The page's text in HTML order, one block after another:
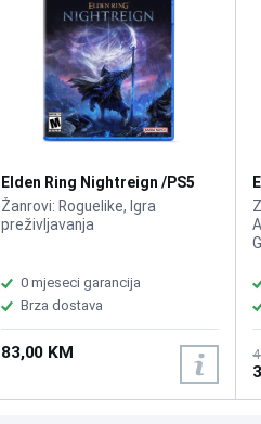
Elden Ring Nightreign /PS5
Žanrovi: Roguelike, Igra
preživljavanja
0 mjeseci garancija
Brza dostava
83,00 KM